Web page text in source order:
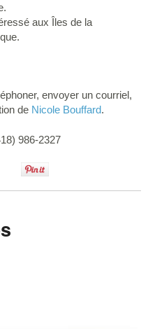
aux Îles de la
envoyer un courriel,
de Nicole Bouffard.
986-2327